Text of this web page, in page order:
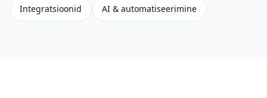
Integratsioonid AI & automatiseerimine